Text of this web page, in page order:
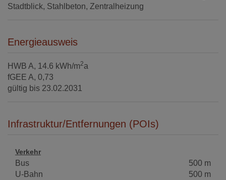
Stadtblick Stahlbeton Zentralheizung
Energieausweis
HWB A, 14.6 kWh/m2a
fGEE A, 0,73
gültig bis 23.02.2031
Infrastruktur/Entfernungen (POIs)
Verkehr
Bus
500 m
U-Bahn
500 m